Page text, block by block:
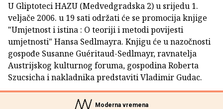
U Gliptoteci HAZU (Medvedgradska 2) u srijedu 1.
veljače 2006. u 19 sati održati će se promocija knjige
"Umjetnost i istina : O teoriji i metodi povijesti
umjetnosti" Hansa Sedlmayra. Knjigu će u nazočnosti
gospođe Susanne Guéritaud-Sedlmayr, ravnatelja
Austrijskog kulturnog foruma, gospodina Roberta
Szucsicha i nakladnika predstaviti Vladimir Gudac.
Moderna vremena